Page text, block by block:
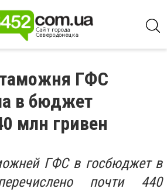
ГФС
в бюджет
млн гривен
ГФС в госбюджет в
почти 440